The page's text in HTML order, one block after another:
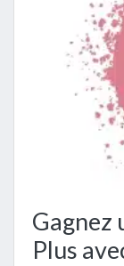
Gagnez
Plus